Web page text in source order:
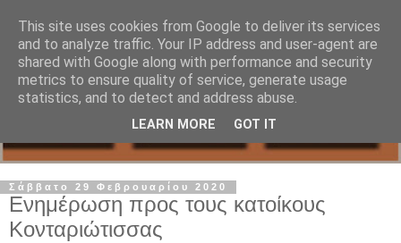
Σάββατο 29 Φεβρουαρίου 2020
Ενημέρωση προς τους κατοίκους
Κονταριώτισσας
This site uses cookies from Google to deliver its services
and to analyze traffic. Your IP address and user-agent are
shared with Google along with performance and security
metrics to ensure quality of service, generate usage
statistics, and to detect and address abuse.
LEARN MORE GOT IT